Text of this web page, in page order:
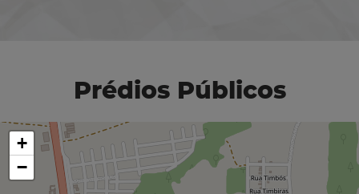
Prédios Públicos
+
−